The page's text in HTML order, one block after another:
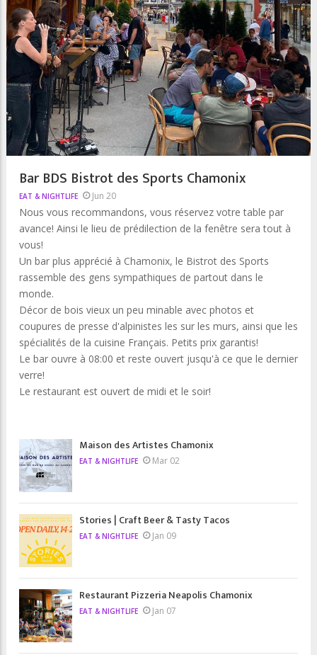
Bar BDS Bistrot des Sports Chamonix
EAT & NIGHTLIFE Jun 20
Nous vous recommandons, vous réservez votre table par
avance! Ainsi le lieu de prédilection de la fenêtre sera tout à
vous!
Un bar plus apprécié à Chamonix, le Bistrot des Sports
rassemble des gens sympathiques de partout dans le
monde.
Décor de bois vieux un peu minable avec photos et
coupures de presse d'alpinistes les sur les murs, ainsi que les
spécialités de la cuisine Français. Petits prix garantis!
Le bar ouvre à 08:00 et reste ouvert jusqu'à ce que le dernier
verre!
Le restaurant est ouvert de midi et le soir!
Maison des Artistes Chamonix
EAT & NIGHTLIFE Mar 02
Stories | Craft Beer & Tasty Tacos
EAT & NIGHTLIFE Jan 09
Restaurant Pizzeria Neapolis Chamonix
EAT & NIGHTLIFE Jan 07